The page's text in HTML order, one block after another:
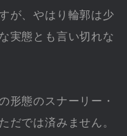
が、やはり輪郭は少
実態とも言い切れな
形態のスナーリー・
だでは済みません。